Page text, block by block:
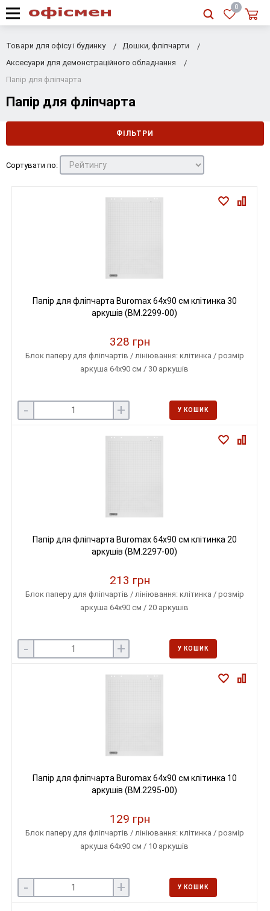
RU
0
Товари для офісу і будинку
Дошки, фліпчарти
Аксесуари для демонcтраційного обладнання
Папір для фліпчарта
Папір для фліпчарта
ФІЛЬТРИ
Сортувати по:
Папір для фліпчарта Buromax 64х90 см клітинка 30
аркушів (BM.2299-00)
328 грн
Блок паперу для фліпчартів / лініювання: клітинка / розмір
аркуша 64х90 см / 30 аркушів
- + У КОШИК
Папір для фліпчарта Buromax 64х90 см клітинка 20
аркушів (BM.2297-00)
213 грн
Блок паперу для фліпчартів / лініювання: клітинка / розмір
аркуша 64х90 см / 20 аркушів
- + У КОШИК
Папір для фліпчарта Buromax 64х90 см клітинка 10
аркушів (BM.2295-00)
129 грн
Блок паперу для фліпчартів / лініювання: клітинка / розмір
аркуша 64х90 см / 10 аркушів
- + У КОШИК